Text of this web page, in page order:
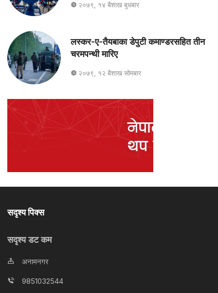
२०७९, १४ बैशाख बुधबार
लस्कर-ए-तैयबाका डेपुटी कमाण्डरसहित तीन
चरमपन्थी मारिए
२०७९, १२ बैशाख सोमबार
सदृश्य पिक्स
सदृश्य डट कम
अनामनगर
9851032544